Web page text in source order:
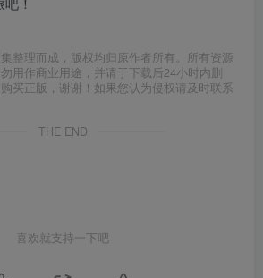
整理而成，版权均归原作者所有。所有资源
用作商业用途，并请于下载后24小时内删
买正版，谢谢！如果您认为侵权请及时联系
THE END
喜欢就支持一下吧